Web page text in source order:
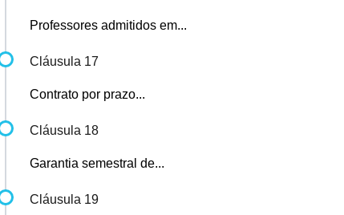
Professores admitidos em...
Cláusula 17
Contrato por prazo...
Cláusula 18
Garantia semestral de...
Cláusula 19